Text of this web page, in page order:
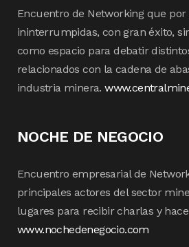
Encuentro de Networking que por
ininterrumpidas, con gran éxito,
como espacio para debatir
relacionados con la cadena de
industria minera.
NOCHE DE NEGOCIO
Encuentro empresarial de
principales actores del sector
lugares para recibir charlas y
www.nochedenegocio.com